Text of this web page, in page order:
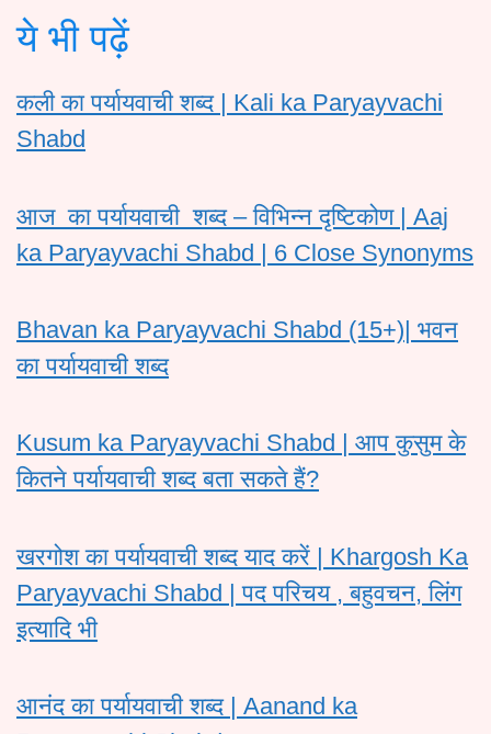
ये भी पढ़ें
कली का पर्यायवाची शब्द | Kali ka Paryayvachi
Shabd
आज का पर्यायवाची शब्द – विभिन्न दृष्टिकोण | Aaj
ka Paryayvachi Shabd | 6 Close Synonyms
Bhavan ka Paryayvachi Shabd (15+)| भवन
का पर्यायवाची शब्द
Kusum ka Paryayvachi Shabd | आप कुसुम के
कितने पर्यायवाची शब्द बता सकते हैं?
खरगोश का पर्यायवाची शब्द याद करें | Khargosh Ka
Paryayvachi Shabd | पद परिचय , बहुवचन, लिंग
इत्यादि भी
आनंद का पर्यायवाची शब्द | Aanand ka